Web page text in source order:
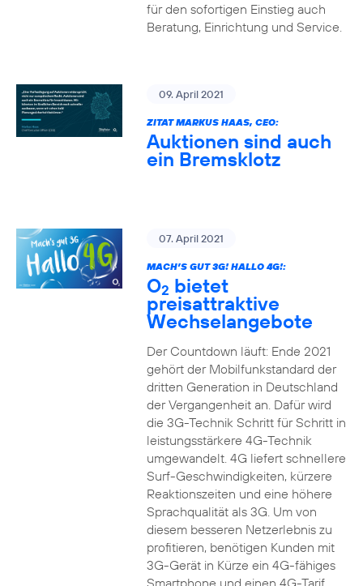
für den sofortigen Einstieg auch
Beratung, Einrichtung und Service.
09. April 2021
ZITAT MARKUS HAAS, CEO:
Auktionen sind auch
ein Bremsklotz
07. April 2021
MACH’S GUT 3G! HALLO 4G!:
O2 bietet
preisattraktive
Wechselangebote
Der Countdown läuft: Ende 2021
gehört der Mobilfunkstandard der
dritten Generation in Deutschland
der Vergangenheit an. Dafür wird
die 3G-Technik Schritt für Schritt in
leistungsstärkere 4G-Technik
umgewandelt. 4G liefert schnellere
Surf-Geschwindigkeiten, kürzere
Reaktionszeiten und eine höhere
Sprachqualität als 3G. Um von
diesem besseren Netzerlebnis zu
profitieren, benötigen Kunden mit
3G-Gerät in Kürze ein 4G-fähiges
Smartphone und einen 4G-Tarif.